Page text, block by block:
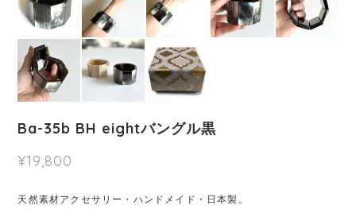
Ba-35b BH eightバングル黒
¥19,800
天然素材アクセサリー・ハンドメイド・日本製。